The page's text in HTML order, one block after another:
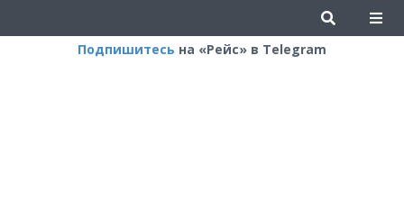
Подпишитесь на «Рейс» в Telegram